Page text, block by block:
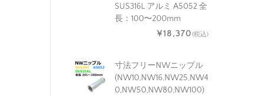
SUS316L アルミ A5052 全
長：100〜200mm
¥18,370(税込)
寸法フリーNWニップル
(NW10,NW16,NW25,NW4
0,NW50,NW80,NW100)